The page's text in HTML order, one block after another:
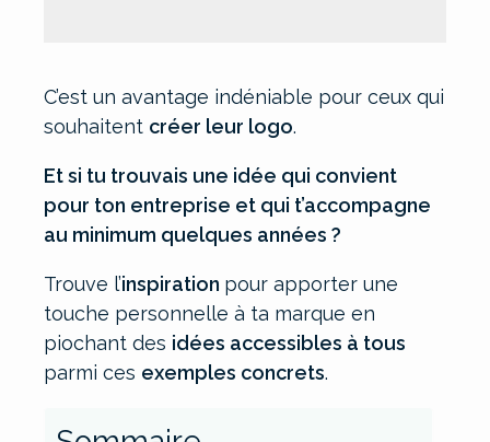
C’est un avantage indéniable pour ceux qui
souhaitent créer leur logo.
Et si tu trouvais une idée qui convient
pour ton entreprise et qui t’accompagne
au minimum quelques années ?
Trouve l’inspiration pour apporter une
touche personnelle à ta marque en
piochant des idées accessibles à tous
parmi ces exemples concrets.